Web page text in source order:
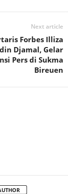
Next article
Forbes Illiza
Djamal, Gelar
Pers di Sukma
Bireuen